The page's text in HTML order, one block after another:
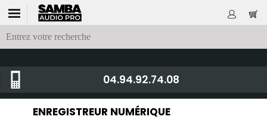
04.94.92.74.08
ENREGISTREUR NUMÉRIQUE